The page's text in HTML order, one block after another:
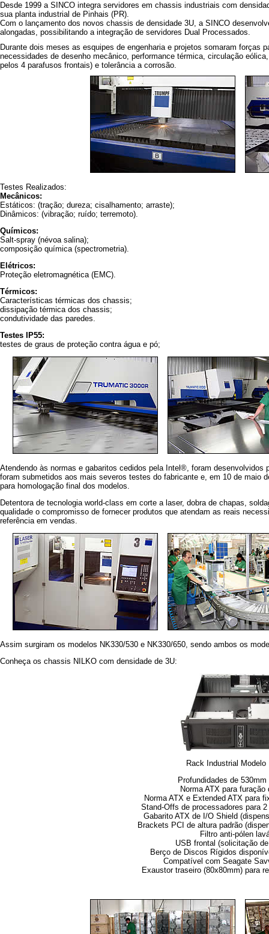
Desde 1999 a SINCO integra servidores em chassis industriais com
sua planta industrial de Pinhais (PR).
Com o lançamento dos novos chassis de densidade 3U, a SINCO
alongadas, possibilitando a integração de servidores Dual Processados.
Durante dois meses as esquipes de engenharia e projetos somaram forças
necessidades de desenho mecânico, performance térmica, circulação
pelos 4 parafusos frontais) e tolerância a corrosão.
Testes Realizados:
Mecânicos:
Estáticos: (tração; dureza; cisalhamento; arraste);
Dinâmicos: (vibração; ruído; terremoto).
Químicos:
Salt-spray (névoa salina);
composição química (spectrometria).
Elétricos:
Proteção eletromagnética (EMC).
Térmicos:
Características térmicas dos chassis;
dissipação térmica dos chassis;
condutividade das paredes.
Testes IP55:
testes de graus de proteção contra água e pó;
Atendendo às normas e gabaritos cedidos pela Intel®, foram desenvolvidos
foram submetidos aos mais severos testes do fabricante e, em 10 de maio
para homologação final dos modelos.
Detentora de tecnologia world-class em corte a laser, dobra de chapas,
qualidade o compromisso de fornecer produtos que atendam as reais
referência em vendas.
Assim surgiram os modelos NK330/530 e NK330/650, sendo ambos os
Conheça os chassis NILKO com densidade de 3U:
Rack Industrial Modelo
Profundidades de
Norma ATX para furação
Norma ATX e Extended ATX para
Stand-Offs de processadores para
Gabarito ATX de I/O Shield
Brackets PCI de altura padrão
Filtro anti-pólen
USB frontal (solicitação
Berço de Discos Rígidos
Compatível com Seagate
Exaustor traseiro (80x80mm) para